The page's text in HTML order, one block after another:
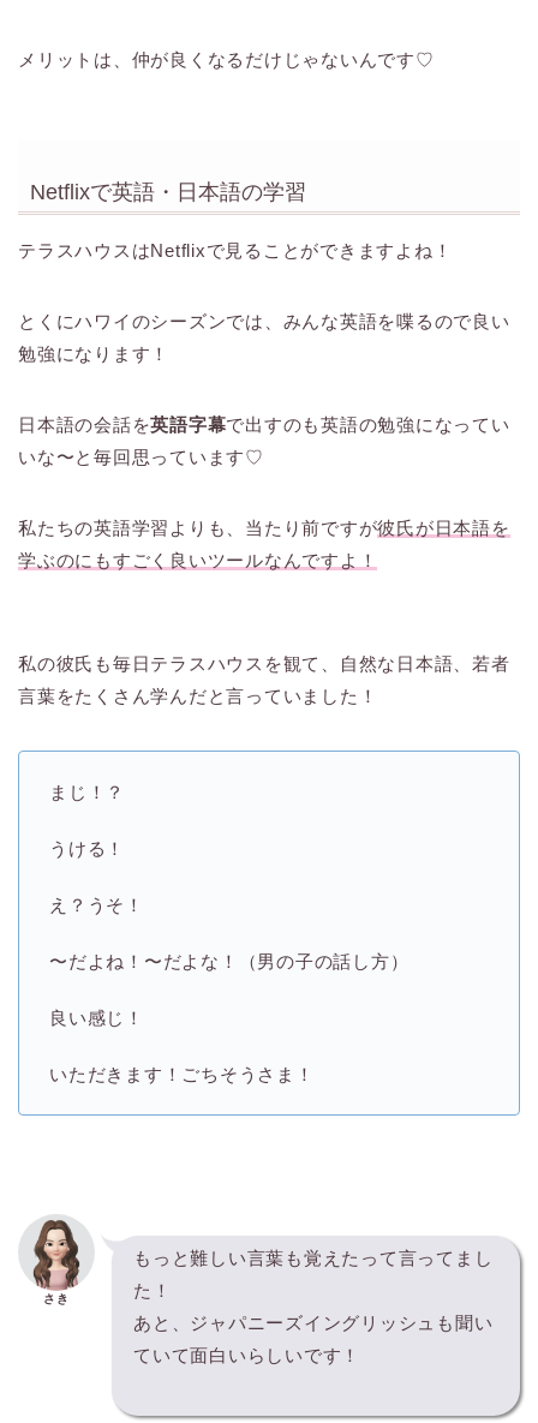
メリットは、仲が良くなるだけじゃないんです♡
Netflixで英語・日本語の学習
テラスハウスはNetflixで見ることができますよね！
とくにハワイのシーズンでは、みんな英語を喋るので良い
勉強になります！
日本語の会話を英語字幕で出すのも英語の勉強になってい
いな〜と毎回思っています♡
私たちの英語学習よりも、当たり前ですが彼氏が日本語を
学ぶのにもすごく良いツールなんですよ！
私の彼氏も毎日テラスハウスを観て、自然な日本語、若者
言葉をたくさん学んだと言っていました！
まじ！？
うける！
え？うそ！
〜だよね！〜だよな！（男の子の話し方）
良い感じ！
いただきます！ごちそうさま！
さき
もっと難しい言葉も覚えたって言ってまし
た！
あと、ジャパニーズイングリッシュも聞い
ていて面白いらしいです！